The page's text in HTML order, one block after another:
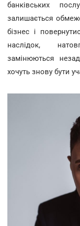
банківських
залишається
бізнес і
наслідок,
замінюються
хочуть знову бути